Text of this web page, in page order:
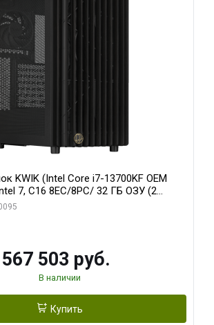
KWIK (Intel Core i7-13700KF OEM
7, C16 8EC/8PC/ 32 ГБ ОЗУ (2
24GB GDDR6X 384-Bit 3xDP
567 503 руб.
В наличии
Купить